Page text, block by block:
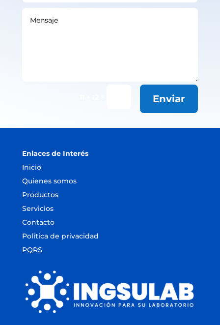
Enviar
Enlaces de Interés
Inicio
Quienes somos
Productos
Servicios
Contacto
Política de privacidad
PQRS